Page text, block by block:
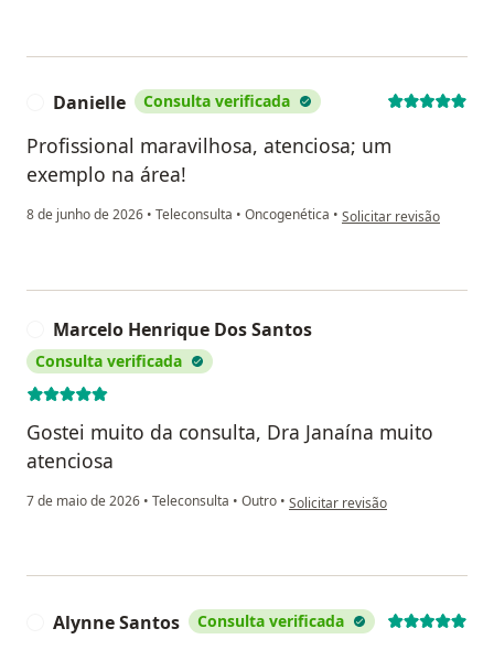
Danielle Consulta verificada
Profissional maravilhosa, atenciosa; um
exemplo na área!
8 de junho de 2026 • Teleconsulta • Oncogenética • na opinião do utilizador
Solicitar revisão
Marcelo Henrique Dos Santos
Consulta verificada
Gostei muito da consulta, Dra Janaína muito
atenciosa
7 de maio de 2026 • Teleconsulta • Outro • na opinião do utilizador Marcelo
Solicitar revisão
Alynne Santos Consulta verificada